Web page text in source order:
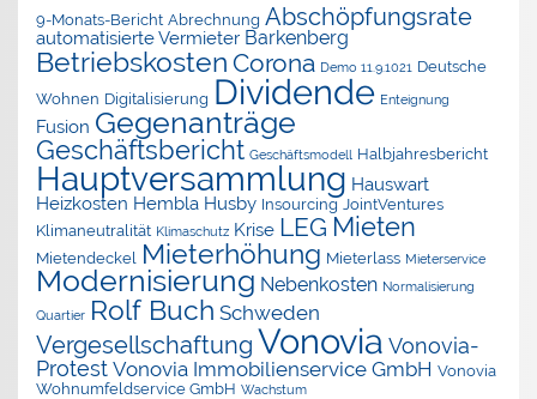
9-Monats-Bericht Abrechnung Abschöpfungsrate
automatisierte Vermieter Barkenberg
Betriebskosten Corona Demo 11.9.1021 Deutsche
Wohnen Digitalisierung Dividende Enteignung
Fusion Gegenanträge
Geschäftsbericht Geschäftsmodell Halbjahresbericht
Hauptversammlung Hauswart
Heizkosten Hembla Husby Insourcing JointVentures
Klimaneutralität Klimaschutz Krise LEG Mieten
Mietendeckel Mieterhöhung Mieterlass Mieterservice
Modernisierung Nebenkosten Normalisierung
Quartier Rolf Buch Schweden
Vergesellschaftung Vonovia Vonovia-
Protest Vonovia Immobilienservice GmbH Vonovia
Wohnumfeldservice GmbH Wachstum